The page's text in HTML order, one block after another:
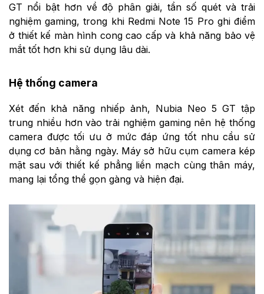
GT nổi bật hơn về độ phân giải, tần số quét và trải
nghiệm gaming, trong khi Redmi Note 15 Pro ghi điểm
ở thiết kế màn hình cong cao cấp và khả năng bảo vệ
mắt tốt hơn khi sử dụng lâu dài.
Hệ thống camera
Xét đến khả năng nhiếp ảnh, Nubia Neo 5 GT tập
trung nhiều hơn vào trải nghiệm gaming nên hệ thống
camera được tối ưu ở mức đáp ứng tốt nhu cầu sử
dụng cơ bản hằng ngày. Máy sở hữu cụm camera kép
mặt sau với thiết kế phẳng liền mạch cùng thân máy,
mang lại tổng thể gọn gàng và hiện đại.